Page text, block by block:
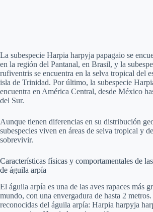
La subespecie Harpia harpyja papagaio se
en la región del Pantanal, en Brasil, y la
rufiventris se encuentra en la selva tropical del
isla de Trinidad. Por último, la subespecie
encuentra en América Central, desde México
del Sur.
Aunque tienen diferencias en su distribución
subespecies viven en áreas de selva tropical y
sobrevivir.
Características físicas y comportamentales de
de águila arpía
El águila arpía es una de las aves rapaces más
mundo, con una envergadura de hasta 2
reconocidas del águila arpía: Harpia harpyja